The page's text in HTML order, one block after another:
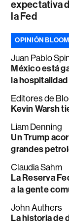
expectativa
la Fed
OPINIÓN
Juan Pablo
México está
la hospitalidad
Editores de
Kevin Warsh
Liam Denning
Un Trump
grandes
Claudia Sahm
La Reserva
a la gente
John Authers
La historia de